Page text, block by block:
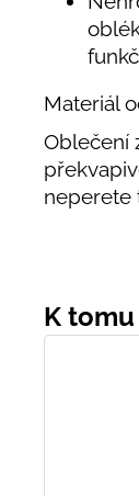
Materiál
Oblečení
neperete